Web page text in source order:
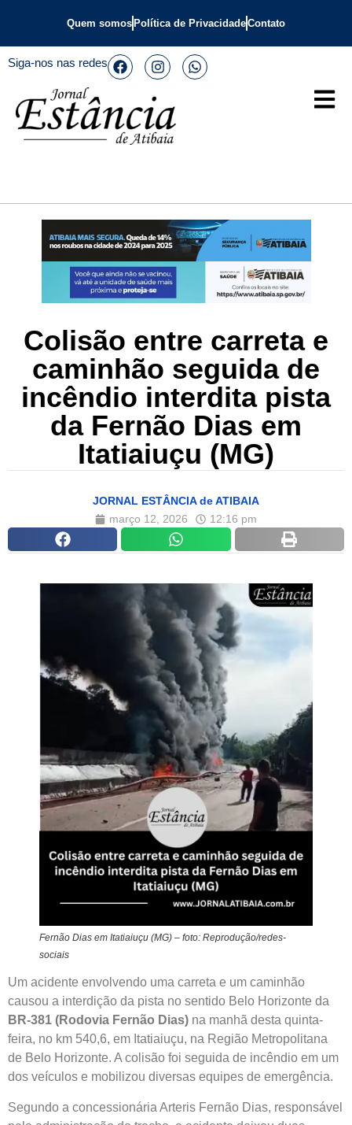
Quem somos Política de PrivacidadeContato
Siga-nos nas redes
Colisão entre carreta e
caminhão seguida de
incêndio interdita pista
da Fernão Dias em
Itatiaiuçu (MG)
JORNAL ESTÂNCIA de ATIBAIA
março 12, 2026
12:16 pm
Fernão Dias em Itatiaiuçu (MG) – foto: Reprodução/redes-
sociais
Um acidente envolvendo uma carreta e um caminhão
causou a interdição da pista no sentido Belo Horizonte da
BR-381 (Rodovia Fernão Dias) na manhã desta quinta-
feira, no km 540,6, em Itatiaiuçu, na Região Metropolitana
de Belo Horizonte. A colisão foi seguida de incêndio em um
dos veículos e mobilizou diversas equipes de emergência.
Segundo a concessionária Arteris Fernão Dias, responsável